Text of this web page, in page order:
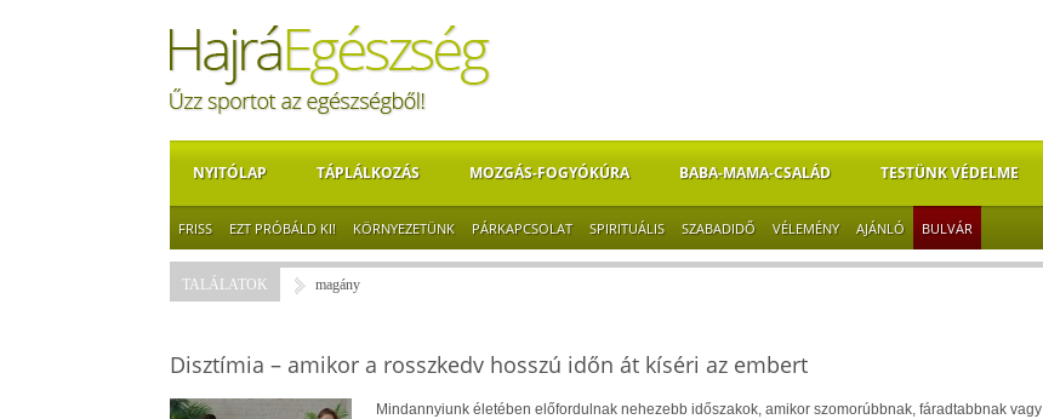
NYITÓLAP TÁPLÁLKOZÁS MOZGÁS-FOGYÓKÚRA BABA-MAMA-CSALÁD TESTÜNK VÉDELME
FRISS EZT PRÓBÁLD KI! KÖRNYEZETÜNK PÁRKAPCSOLAT SPIRITUÁLIS SZABADIDŐ VÉLEMÉNY AJÁNLÓ BULVÁR
TALÁLATOK magány
Disztímia – amikor a rosszkedv hosszú időn át kíséri az embert
Mindannyiunk életében előfordulnak nehezebb időszakok, amikor szomorúbbnak, fáradtabbnak vagy